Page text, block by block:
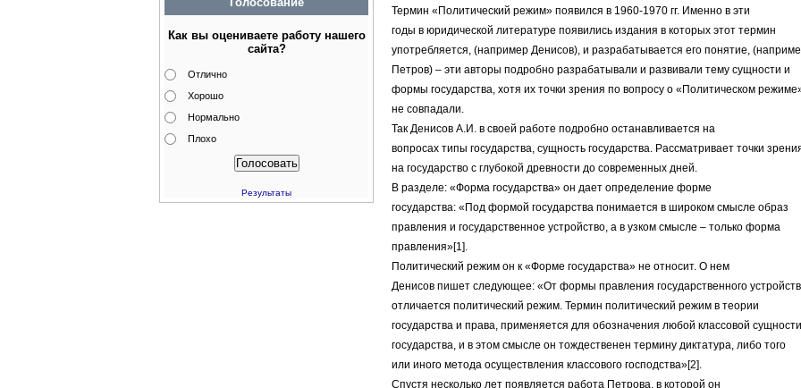
Термин «Политический режим» появился в 1960-1970 гг. Именно в эти
годы в юридической литературе появились издания в которых этот термин
употребляется, (например Денисов), и разрабатывается его понятие,
Петров) – эти авторы подробно разрабатывали и развивали тему сущности и
формы государства, хотя их точки зрения по вопросу о «Политическом
не совпадали.
Так Денисов А.И. в своей работе подробно останавливается на
вопросах типы государства, сущность государства. Рассматривает точки
на государство с глубокой древности до современных дней.
В разделе: «Форма государства» он дает определение форме
государства: «Под формой государства понимается в широком смысле образ
правления и государственное устройство, а в узком смысле – только форма
правления»[1].
Политический режим он к «Форме государства» не относит. О нем
Денисов пишет следующее: «От формы правления государственного
отличается политический режим. Термин политический режим в теории
государства и права, применяется для обозначения любой классовой сущности
государства, и в этом смысле он тождественен термину диктатура, либо того
или иного метода осуществления классового господства»[2].
Спустя несколько лет появляется работа Петрова, в которой он
Как вы оцениваете работу нашего
сайта?
Отлично
Хорошо
Нормально
Плохо
Результаты